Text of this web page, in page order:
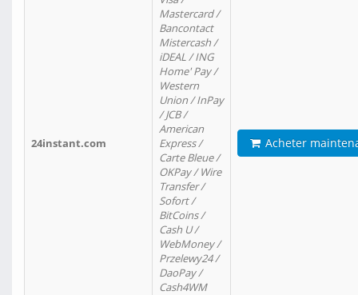
24instant.com
Mastercard /
Bancontact
Mistercash /
iDEAL / ING
Home' Pay /
Western
Union / InPay
/ JCB /
American
Express /
Carte Bleue /
OKPay / Wire
Transfer /
Sofort /
BitCoins /
Cash U /
WebMoney /
Przelewy24 /
DaoPay /
Cash4WM
Acheter